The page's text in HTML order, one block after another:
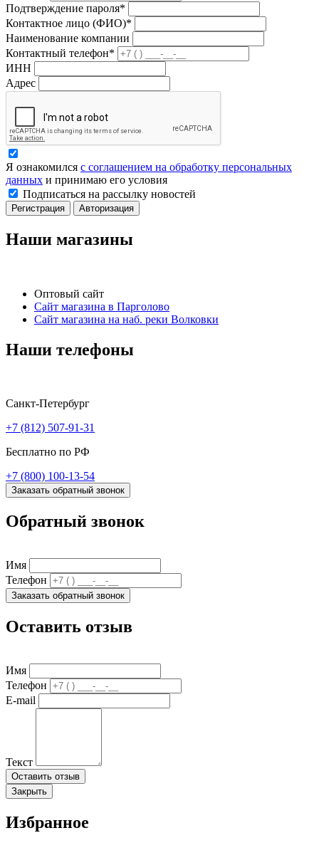
Подтверждение пароля*
Контактное лицо (ФИО)*
Наименование компании
Контактный телефон*
ИНН
Адрес
Я ознакомился с соглашением на обработку персональных
данных и принимаю его условия
Подписаться на рассылку новостей
Регистрация Авторизация
Наши магазины
Оптовый сайт
Сайт магазина в Парголово
Сайт магазина на наб. реки Волковки
Наши телефоны
Санкт-Петербург
+7 (812) 507-91-31
Бесплатно по РФ
+7 (800) 100-13-54
Заказать обратный звонок
Обратный звонок
Имя
Телефон
Заказать обратный звонок
Оставить отзыв
Имя
Телефон
E-mail
Текст
Оставить отзыв
Закрыть
Избранное